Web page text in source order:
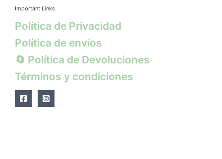
Important Links
Política de Privacidad
Política de envíos
🔄 Política de Devoluciones
Términos y condiciones